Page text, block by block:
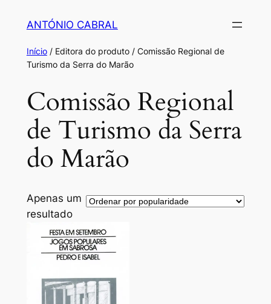
conteúdo
ANTÓNIO CABRAL
Início/ Editora do produto / Comissão Regional de
Turismo da Serra do Marão
Comissão Regional
de Turismo da Serra
do Marão
Apenas um
resultado